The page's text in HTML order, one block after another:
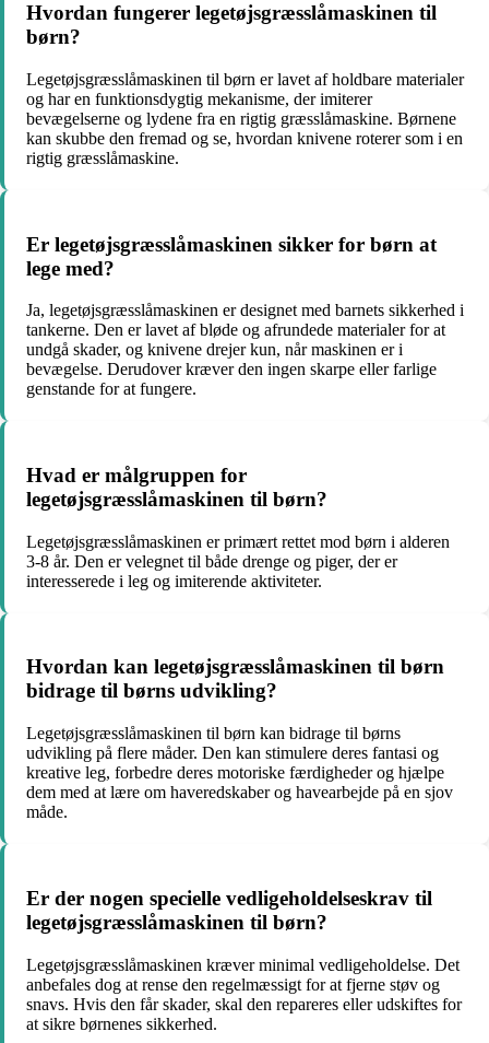
Hvordan fungerer legetøjsgræsslåmaskinen til
børn?
Legetøjsgræsslåmaskinen til børn er lavet af holdbare materialer
og har en funktionsdygtig mekanisme, der imiterer
bevægelserne og lydene fra en rigtig græsslåmaskine. Børnene
kan skubbe den fremad og se, hvordan knivene roterer som i en
rigtig græsslåmaskine.
Er legetøjsgræsslåmaskinen sikker for børn at
lege med?
Ja, legetøjsgræsslåmaskinen er designet med barnets sikkerhed i
tankerne. Den er lavet af bløde og afrundede materialer for at
undgå skader, og knivene drejer kun, når maskinen er i
bevægelse. Derudover kræver den ingen skarpe eller farlige
genstande for at fungere.
Hvad er målgruppen for
legetøjsgræsslåmaskinen til børn?
Legetøjsgræsslåmaskinen er primært rettet mod børn i alderen
3-8 år. Den er velegnet til både drenge og piger, der er
interesserede i leg og imiterende aktiviteter.
Hvordan kan legetøjsgræsslåmaskinen til børn
bidrage til børns udvikling?
Legetøjsgræsslåmaskinen til børn kan bidrage til børns
udvikling på flere måder. Den kan stimulere deres fantasi og
kreative leg, forbedre deres motoriske færdigheder og hjælpe
dem med at lære om haveredskaber og havearbejde på en sjov
måde.
Er der nogen specielle vedligeholdelseskrav til
legetøjsgræsslåmaskinen til børn?
Legetøjsgræsslåmaskinen kræver minimal vedligeholdelse. Det
anbefales dog at rense den regelmæssigt for at fjerne støv og
snavs. Hvis den får skader, skal den repareres eller udskiftes for
at sikre børnenes sikkerhed.